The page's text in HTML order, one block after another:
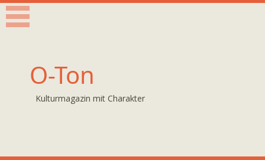
O-Ton
Kulturmagazin mit Charakter